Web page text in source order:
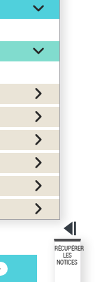
RÉCUPÉRER
LES
NOTICES